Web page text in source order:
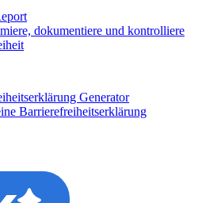
dokumentiere und kontrolliere
Generator
Barrierefreiheitserklärung